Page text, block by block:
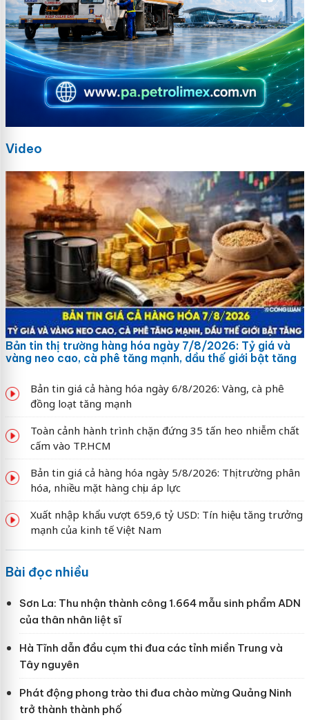
Video
Bản tin thị trường hàng hóa ngày 7/8/2026: Tỷ giá và
vàng neo cao, cà phê tăng mạnh, dầu thế giới bật tăng
Bản tin giá cả hàng hóa ngày 6/8/2026: Vàng, cà phê
đồng loạt tăng mạnh
Toàn cảnh hành trình chặn đứng 35 tấn heo nhiễm chất
cấm vào TP.HCM
Bản tin giá cả hàng hóa ngày 5/8/2026: Thị trường phân
hóa, nhiều mặt hàng chịu áp lực
Xuất nhập khẩu vượt 659,6 tỷ USD: Tín hiệu tăng trưởng
mạnh của kinh tế Việt Nam
Bài đọc nhiều
Sơn La: Thu nhận thành công 1.664 mẫu sinh phẩm ADN
của thân nhân liệt sĩ
Hà Tĩnh dẫn đầu cụm thi đua các tỉnh miền Trung và
Tây nguyên
Phát động phong trào thi đua chào mừng Quảng Ninh
trở thành thành phố